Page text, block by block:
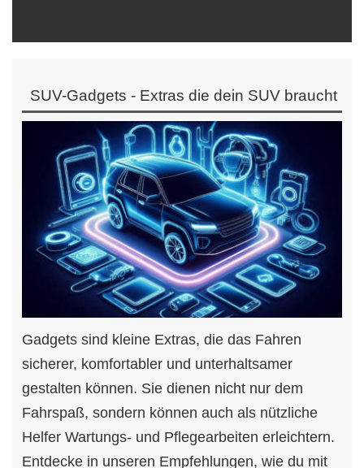
SUV-Gadgets - Extras die dein SUV braucht
Gadgets sind kleine Extras, die das Fahren
sicherer, komfortabler und unterhaltsamer
gestalten können. Sie dienen nicht nur dem
Fahrspaß, sondern können auch als nützliche
Helfer Wartungs- und Pflegearbeiten erleichtern.
Entdecke in unseren Empfehlungen, wie du mit